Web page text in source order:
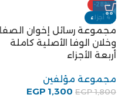
-28%
4 أجزاء
مجموعة رسائل إخوان الصفا
وخلان الوفا الأصلية كاملة
أربعة الأجزاء
مجموعة مؤلفين
EGP1,800
EGP 1,300